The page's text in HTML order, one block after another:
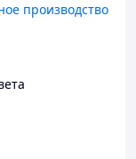
производство